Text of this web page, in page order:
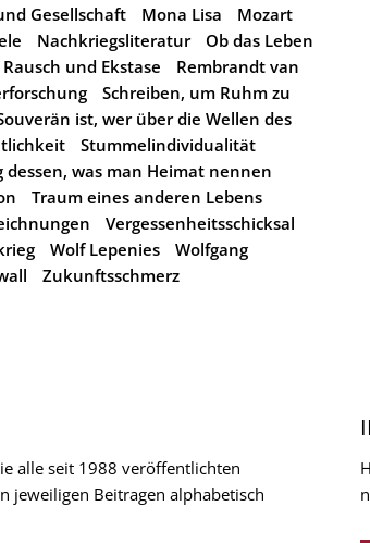
Gesellschaft Mona Lisa
Mozart
Nachkriegsliteratur
Ob das Leben
Rausch und Ekstase
Rembrandt van
Schreiben, um Ruhm zu
ist, wer über die Wellen des
Stummelindividualität
was man Heimat nennen
Traum eines anderen Lebens
Vergessenheitsschicksal
Wolf Lepenies
Wolfgang
Zukunftsschmerz
alle seit 1988 veröffentlichten
jeweiligen Beitragen alphabetisch